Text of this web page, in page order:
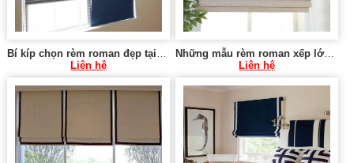
Liên hệ
Những mẫu rèm roman xếp lớp đẹp tại Đống Đa Hà Nội 0975765295 SK422
Liên hệ